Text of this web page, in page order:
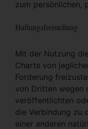
zum persönlichen,
Haftungsfreistellung
Mit der Nutzung
Charts von
Forderung
von Dritten wegen
veröffentlichten
die Verbindung zu
einer anderen